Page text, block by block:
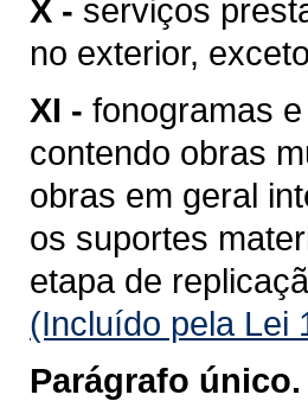
X - serviços
no exterior,
XI - fonogramas
contendo obras
obras em geral
os suportes
etapa de
(Incluído pela Lei
Parágrafo único.